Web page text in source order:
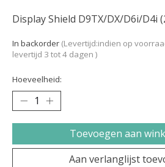
Display Shield D9TX/DX/D6i/D4i
In backorder (Levertijd:indien op
levertijd 3 tot 4 dagen )
Hoeveelheid:
Toevoegen aan
Aan verlanglijst